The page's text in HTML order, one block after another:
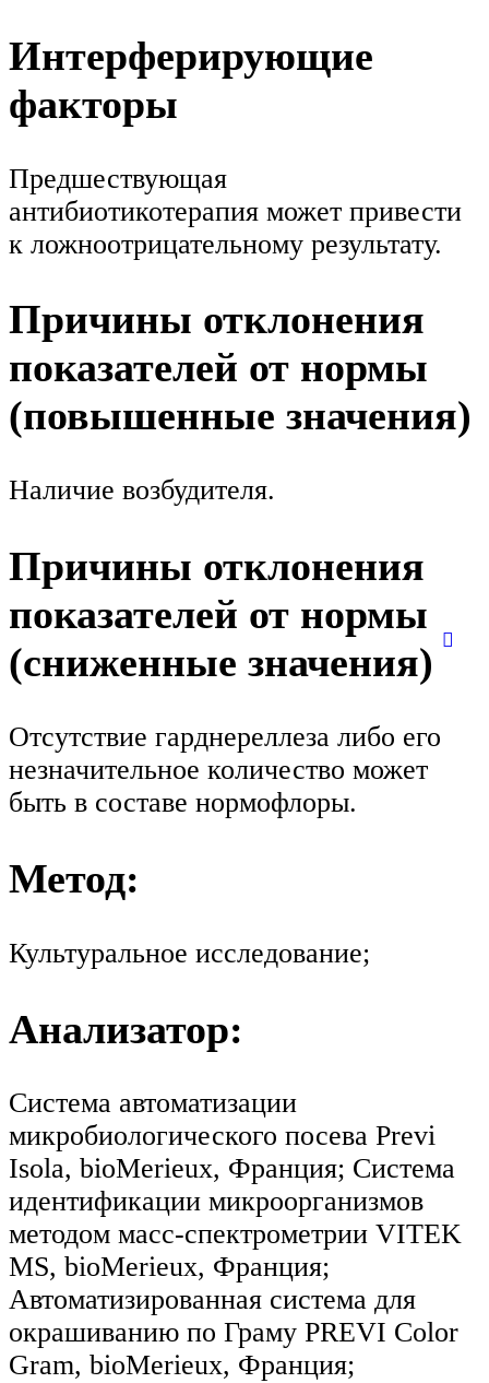
Интерферирующие
факторы
Предшествующая
антибиотикотерапия может привести
к ложноотрицательному результату.
Причины отклонения
показателей от нормы
(повышенные значения)
Наличие возбудителя.
Причины отклонения
показателей от нормы
(сниженные значения)
Отсутствие гарднереллеза либо его
незначительное количество может
быть в составе нормофлоры.
Метод:
Культуральное исследование;
Анализатор:
Система автоматизации
микробиологического посева Previ
Isola, bioMerieux, Франция; Система
идентификации микроорганизмов
методом масс-спектрометрии VITEK
MS, bioMerieux, Франция;
Автоматизированная система для
окрашиванию по Граму PREVI Color
Gram, bioMerieux, Франция;